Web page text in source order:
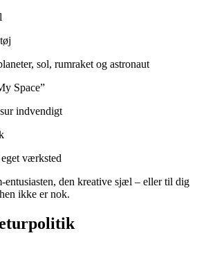
sol, rumraket og astronaut
Space”
indvendigt
værksted
entusiasten, den kreative sjæl – eller til dig
ikke er nok.